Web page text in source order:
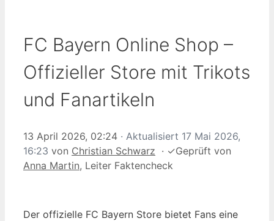
FC Bayern Online Shop –
Offizieller Store mit Trikots
und Fanartikeln
13 April 2026, 02:24 · Aktualisiert 17 Mai 2026,
16:23 von Christian Schwarz · ✓Geprüft von
Anna Martin, Leiter Faktencheck
Der offizielle FC Bayern Store bietet Fans eine